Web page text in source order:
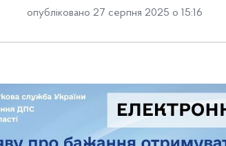
опубліковано 27 серпня 2025 о 15:16